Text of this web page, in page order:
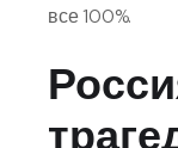
все 100%.